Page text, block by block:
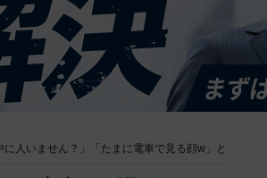
人いません？」「たまに電車で見る顔w」と